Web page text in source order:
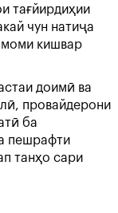
тағйирдиҳии
чун натиҷа
кишвар
доимӣ ва
провайдерони
ба
пешрафти
танҳо сари